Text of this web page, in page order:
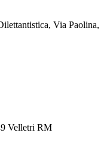
Via Paolina,
Velletri RM